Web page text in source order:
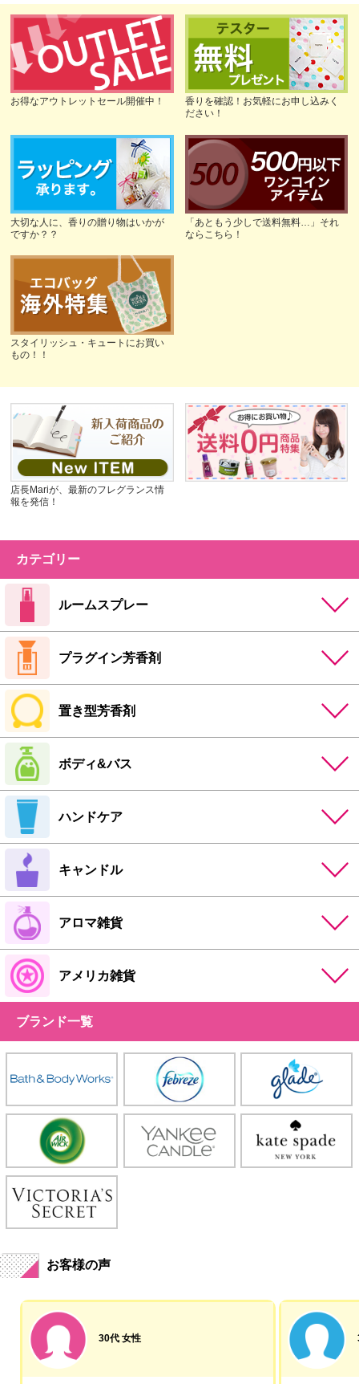
お得なアウトレットセール開催中！
香りを確認！お気軽にお申し込みく
ださい！
大切な人に、香りの贈り物はいかが
ですか？？
「あともう少しで送料無料…」それ
ならこちら！
スタイリッシュ・キュートにお買い
もの！！
店長Mariが、最新のフレグランス情
報を発信！
カテゴリー
ルームスプレー
プラグイン芳香剤
置き型芳香剤
ボディ&バス
ハンドケア
キャンドル
アロマ雑貨
アメリカ雑貨
ブランド一覧
お客様の声
30代 女性